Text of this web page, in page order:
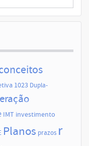
1023 Dupla-
IMT investimento
Planos prazos r